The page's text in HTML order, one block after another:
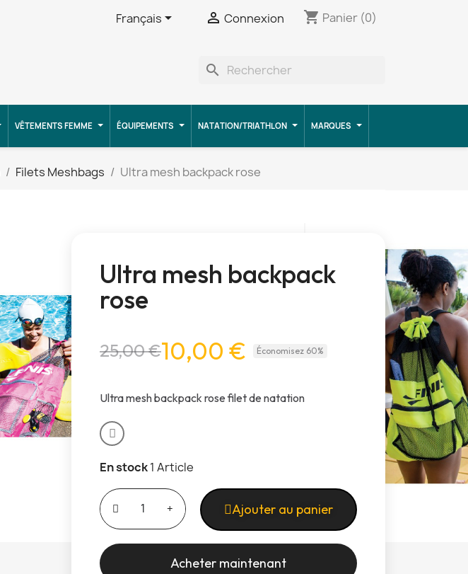
Français  Connexion shopping_cart Panier (0)
search
VÊTEMENTS FEMME ÉQUIPEMENTS NATATION/TRIATHLON MARQUES
Filets Meshbags Ultra mesh backpack rose
Ultra mesh backpack
rose
25,00 €10,00 € Économisez 60%
Ultra mesh backpack rose filet de natation
En stock1 Article
Ajouter au panier
Acheter maintenant